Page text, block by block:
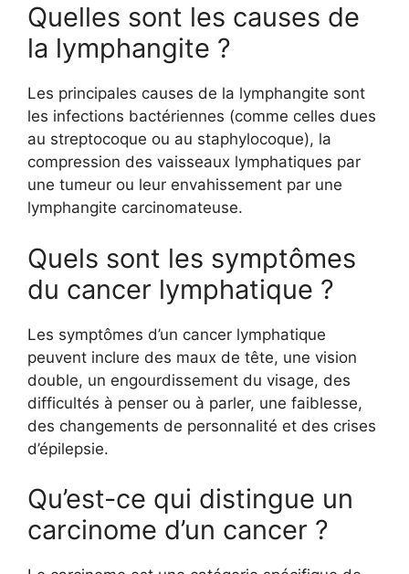
Quelles sont les causes de
la lymphangite ?
Les principales causes de la lymphangite sont
les infections bactériennes (comme celles dues
au streptocoque ou au staphylocoque), la
compression des vaisseaux lymphatiques par
une tumeur ou leur envahissement par une
lymphangite carcinomateuse.
Quels sont les symptômes
du cancer lymphatique ?
Les symptômes d’un cancer lymphatique
peuvent inclure des maux de tête, une vision
double, un engourdissement du visage, des
difficultés à penser ou à parler, une faiblesse,
des changements de personnalité et des crises
d’épilepsie.
Qu’est-ce qui distingue un
carcinome d’un cancer ?